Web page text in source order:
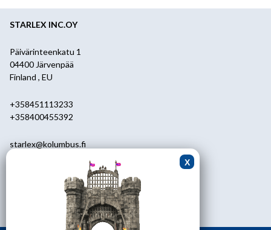
STARLEX INC.OY
Päivärinteenkatu 1
04400 Järvenpää
Finland , EU
+358451113233
+358400455392
starlex@kolumbus.fi
ark.klo 08.30-17.00